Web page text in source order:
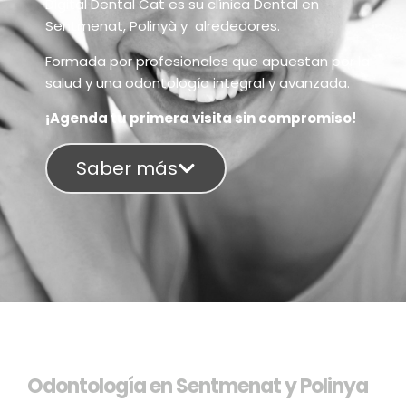
Digital Dental Cat es su clínica Dental en
Sentmenat, Polinyà y alrededores.
Formada por profesionales que apuestan por la
salud y una odontología integral y avanzada.
¡Agenda tu primera visita sin compromiso!
Saber más
Odontología en Sentmenat y Polinya